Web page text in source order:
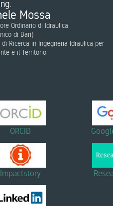
Mossa
Ordinario di Idraulica
di Bari)
di Ricerca in Ingegneria Idraulica per
e il Territorio
ORCID
Impactstory